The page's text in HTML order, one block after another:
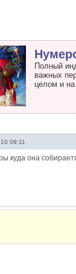
Полный
важных
целом и
09:11
куда она